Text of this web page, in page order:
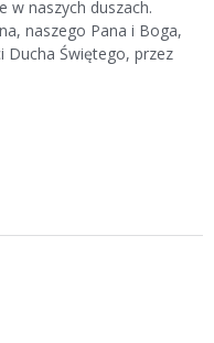
w naszych duszach.
naszego Pana i Boga,
Świętego, przez